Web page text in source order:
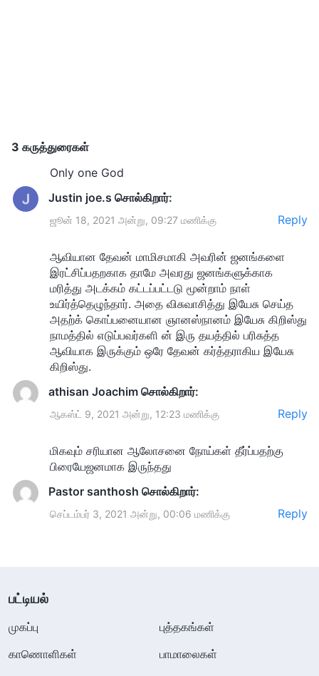
கொள்கைகளாலும், பொய்யுரைகளாலும் நாம்
விஷமேற்றப்பட்டு மற்றும் வசப்படுத்தப்பட்டவுடன், தேவன்
இருப்பதையும் தேவனின் இறையாண்மையையும்
மறுக்கிறோம், தேவன் தான் நமக்கு வழங்குகிறார்,
மாட்டோம், மேலும் தேவன் ஆட்சி செய்கிறார் என்றும் நாம்
சென்றடையும் இடத்தை அவரே ஆளுகை செய்கிறார்
என்பதை நாம் இனி நம்புவதில்லை. நம்முடைய ஒவ்வொரு
விதிகளும். அதற்கு பதிலாக, நாம் சாத்தானின் பல்வேறு
மதங்களுக்கு எதிரான கொள்கைகள், பொய்கள்,
தத்துவங்கள் மற்றும் கோட்பாடுகளை நம்பியிருக்கிறோம்,
நாம் பணத்தை ஆதரிக்கிறோம், தற்பெருமையுடன்
இணைந்திருக்கிறோம், மேலும் புகழ், அதிர்ஷ்டம் மற்றும்
பொருள் இன்பத்தைப் பெறுவதற்காக, நாம் நம்முடைய
எல்லா சிந்தனையையும் செலவிடுகிறோம், நாம நம்முடைய
மூளைகளைத் துடைக்கிறோம், நாம் விரைந்து வந்து
உழைத்தாலும், பணம், புகழ், அதிர்ஷ்டம் மற்றும்
அந்தஸ்துக்கான நமது ஆசைகள் பூர்த்தி
3 கருத்துரைகள்
Justin joe.s சொல்கிறார்:
ஜூன் 18, 2021 அன்று, 09:27 மணிக்கு
Only one God
Reply
athisan Joachim சொல்கிறார்:
ஆகஸ்ட் 9, 2021 அன்று, 12:23 மணிக்கு
ஆவியான தேவன் மாமிசமாகி அவரின் ஜனங்களை
இரட்சிப்பதறகாக தாமே அவரது ஜனங்களுக்காக
மரித்து அடக்கம் கட்டப்பட்டடு மூன்றாம் நாள்
உயிர்த்தெழுந்தார். அதை விசுவாசித்து இயேசு செய்த
அதற்க் கொப்பனையான ஞானஸ்நானம் இயேசு கிறிஸ்து
நாமத்தில் எடுப்பவர்களி ன் இரு தயத்தில் பரிசுத்த
ஆவியாக இருக்கும் ஒரே தேவன் கர்த்தராகிய இயேசு
கிறிஸ்து.
Reply
Pastor santhosh சொல்கிறார்:
செப்டம்பர் 3, 2021 அன்று, 00:06 மணிக்கு
மிகவும் சரியான ஆலோசனை நோய்கள் தீர்ப்பதற்கு
பிரையேஜனமாக இருந்தது
Reply
பட்டியல்
முகப்பு
புத்தகங்கள்
காணொளிகள்
பாமாலைகள்